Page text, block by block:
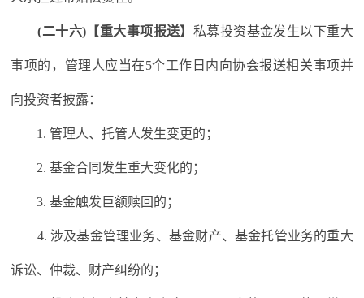
(二十六)【重大事项报送】 私募投资基金发生以下重大
事项的，管理人应当在5个工作日内向协会报送相关事项并
向投资者披露：
1. 管理人、托管人发生变更的；
2. 基金合同发生重大变化的；
3. 基金触发巨额赎回的；
4. 涉及基金管理业务、基金财产、基金托管业务的重大
诉讼、仲裁、财产纠纷的；